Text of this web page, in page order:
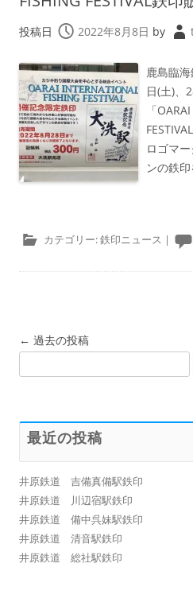
投稿日 2022年8月8日 by
鹿島臨
日(土)、
「
ロゴマ
ンの鉄
カテゴリー:鉄印ニュース |
投
ゲ
ョ
ン
← 過去の投稿
索:
最近の投稿
井原鉄道 吉備真備駅鉄印
井原鉄道 川辺宿駅鉄印
井原鉄道 備中呉妹駅鉄印
井原鉄道 清音駅鉄印
井原鉄道 総社駅鉄印